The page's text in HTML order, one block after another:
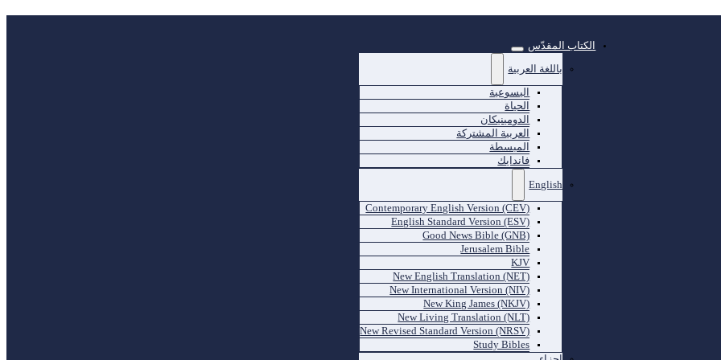
الكتاب المقدّس
باللغة العربية
اليسوعية
الحياة
الدومينيكان
العربية المشتركة
المبسطة
فاندايك
English
Contemporary English Version (CEV)
English Standard Version (ESV)
Good News Bible (GNB)
Jerusalem Bible
KJV
New English Translation (NET)
New International Version (NIV)
New King James (NKJV)
New Living Translation (NLT)
New Revised Standard Version (NRSV)
Study Bibles